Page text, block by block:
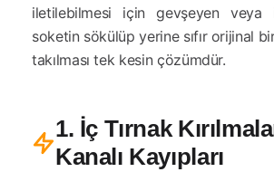
iletilebilmesi için gevşeyen veya
soketin sökülüp yerine sıfır orijinal
takılması tek kesin çözümdür.
1. İç Tırnak
Kanalı Kayıpları